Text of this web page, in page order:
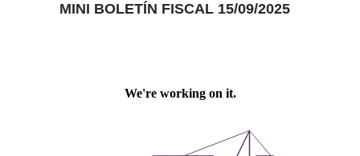
MINI BOLETÍN FISCAL 15/09/2025